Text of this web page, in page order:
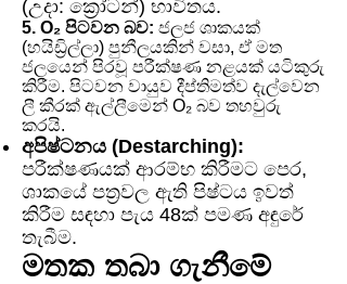
(උදා: ක්‍රෝටන්) භාවිතය.
5. O₂ පිටවන බව: ජලජ ශාකයක්
(හයිඩ්‍රිල්ලා) පුනීලයකින් වසා, ඒ මත
ජලයෙන් පිරවූ පරීක්ෂණ නළයක් යටිකුරු
කිරීම. පිටවන වායුව දීප්තිමත්ව දැල්වෙන
ලී කීරක් ඇල්ලීමෙන් O₂ බව තහවුරු
කරයි.
අපිෂ්ටනය (Destarching):
පරීක්ෂණයක් ආරම්භ කිරීමට පෙර,
ශාකයේ පත්‍රවල ඇති පිෂ්ටය ඉවත්
කිරීම සඳහා පැය 48ක් පමණ අඳුරේ
තැබීම.
මතක තබා ගැනීමේ